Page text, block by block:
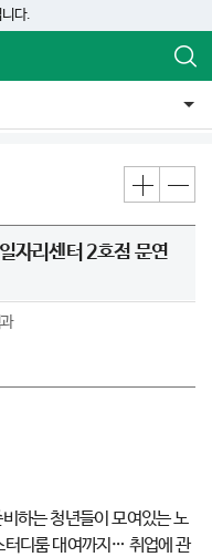
다.
자리센터 2호점 문연
하는 청년들이 모여있는 노
터디룸 대여까지… 취업에 관